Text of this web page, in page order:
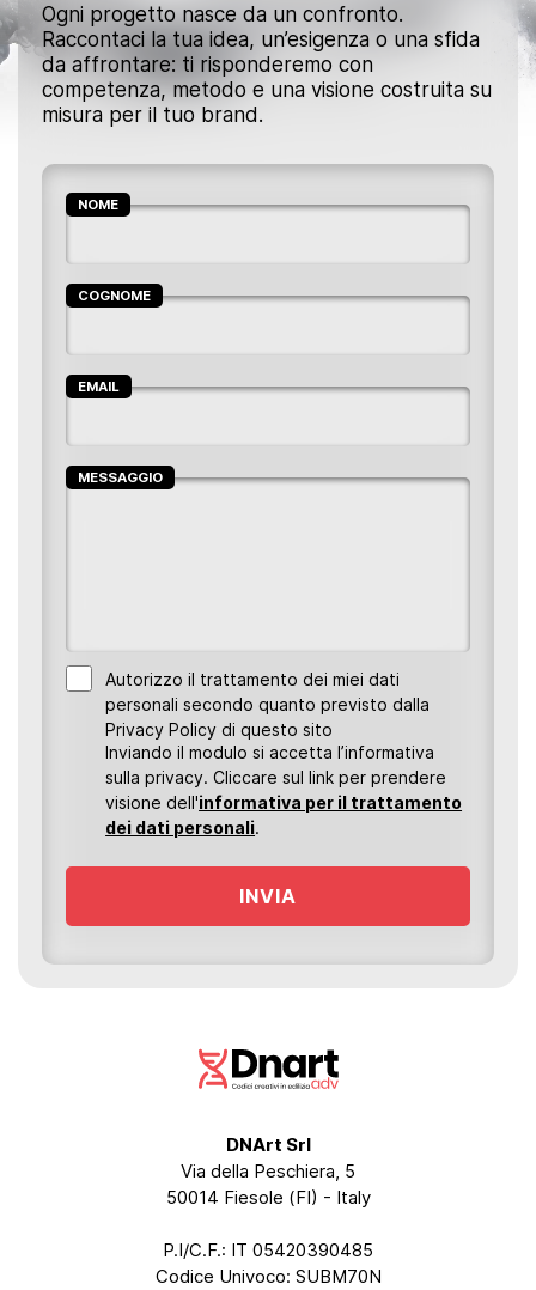
Ogni progetto nasce da un confronto.
Raccontaci la tua idea, un’esigenza o una sfida
da affrontare: ti risponderemo con
competenza, metodo e una visione costruita su
misura per il tuo brand.
NOME
COGNOME
EMAIL
MESSAGGIO
Autorizzo il trattamento dei miei dati
personali secondo quanto previsto dalla
Privacy Policy di questo sito
Inviando il modulo si accetta l’informativa
sulla privacy. Cliccare sul link per prendere
visione dell'informativa per il trattamento
dei dati personali.
INVIA
DNArt Srl
Via della Peschiera, 5
50014 Fiesole (FI) - Italy
P.I/C.F.: IT 05420390485
Codice Univoco: SUBM70N